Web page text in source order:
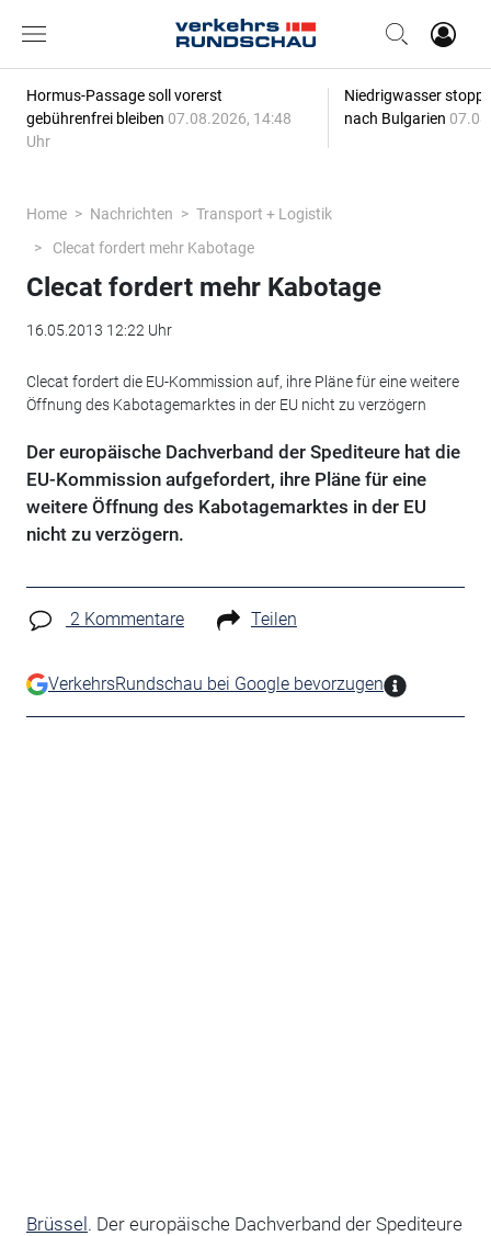
Hormus-Passage soll vorerst
gebührenfrei bleiben 07.08.2026, 14:48
Uhr
Niedrigwasser
nach Bulgarien
Home Nachrichten
Transport + Logistik
Clecat fordert mehr Kabotage
Clecat fordert mehr Kabotage
16.05.2013 12:22 Uhr
Clecat fordert die EU-Kommission auf, ihre Pläne für eine weitere
Öffnung des Kabotagemarktes in der EU nicht zu verzögern
Der europäische Dachverband der Spediteure hat die
EU-Kommission aufgefordert, ihre Pläne für eine
weitere Öffnung des Kabotagemarktes in der EU
nicht zu verzögern.
2 Kommentare Teilen
VerkehrsRundschau bei Google bevorzugen
Brüssel. Der europäische Dachverband der Spediteure